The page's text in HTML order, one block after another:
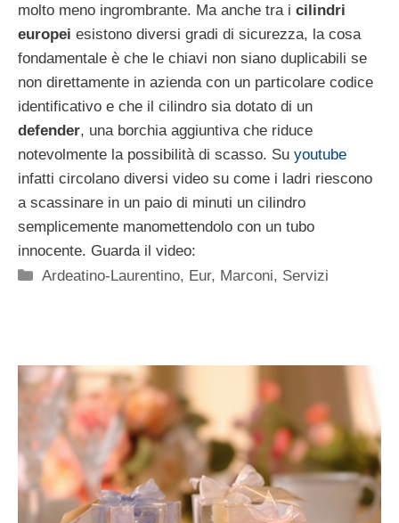
molto meno ingrombrante. Ma anche tra i cilindri
europei esistono diversi gradi di sicurezza, la cosa
fondamentale è che le chiavi non siano duplicabili se
non direttamente in azienda con un particolare codice
identificativo e che il cilindro sia dotato di un
defender, una borchia aggiuntiva che riduce
notevolmente la possibilità di scasso. Su youtube
infatti circolano diversi video su come i ladri riescono
a scassinare in un paio di minuti un cilindro
semplicemente manomettendolo con un tubo
innocente. Guarda il video:
Categorie
Ardeatino-Laurentino, Eur, Marconi, Servizi